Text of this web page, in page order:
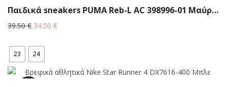
Παιδικά sneakers PUMA Reb-L AC 398996-01 Μαύρο/λευκό
39.50€ Original
was:
39.50 €.
34.50 €Η
23 24